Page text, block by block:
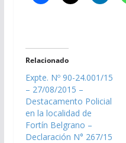
Relacionado
Expte. Nº 90-24.001/15
– 27/08/2015 –
Destacamento Policial
en la localidad de
Fortín Belgrano –
Declaración N° 267/15